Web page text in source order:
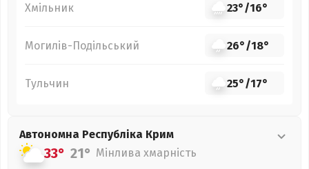
Хмільник 23°/16°
Могилів-Подільський 26°/18°
Тульчин 25°/17°
Автономна Республіка Крим
33° 21° Мінлива хмарність